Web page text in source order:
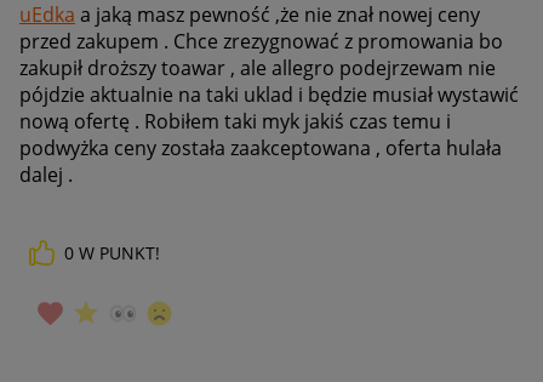
uEdka a jaką masz pewność ,że nie znał nowej ceny
przed zakupem . Chce zrezygnować z promowania bo
zakupił droższy toawar , ale allegro podejrzewam nie
pójdzie aktualnie na taki uklad i będzie musiał wystawić
nową ofertę . Robiłem taki myk jakiś czas temu i
podwyżka ceny została zaakceptowana , oferta hulała
dalej .
0 W PUNKT!